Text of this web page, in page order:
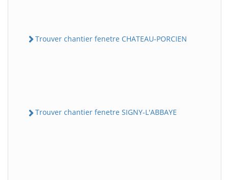
Trouver chantier fenetre CHATEAU-PORCIEN
Trouver chantier fenetre SIGNY-L'ABBAYE